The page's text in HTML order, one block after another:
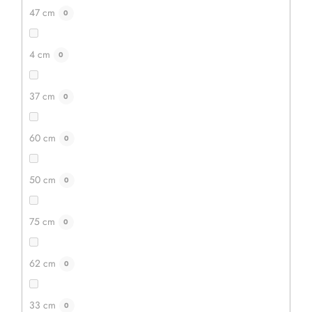
47 cm 0
4 cm 0
37 cm 0
60 cm 0
50 cm 0
75 cm 0
62 cm 0
33 cm 0